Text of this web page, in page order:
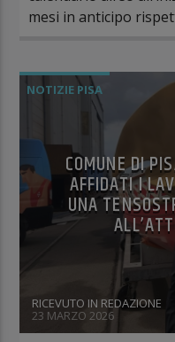
mesi in anticipo
NOTIZIE PISA
COMUNE DI
AFFIDATI I
UNA
RICEVUTO IN REDAZIONE
23 MARZO 2026